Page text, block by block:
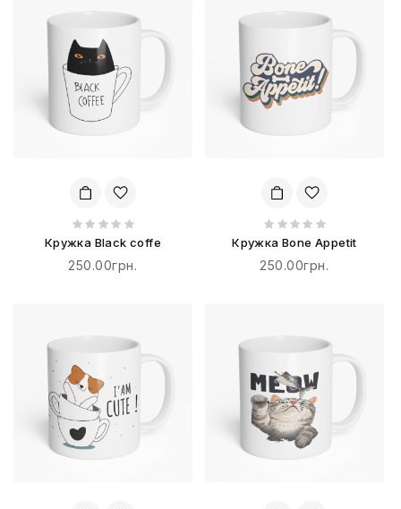
Кружка Black coffe
250.00грн.
Кружка Bone Appetit
250.00грн.